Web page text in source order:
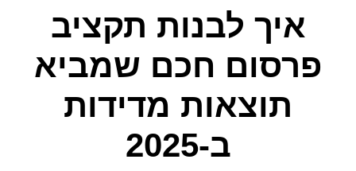
איך לבנות תקציב
פרסום חכם שמביא
תוצאות מדידות
ב-2025